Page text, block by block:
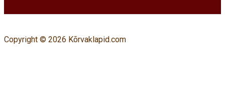
Copyright © 2026 Kõrvaklapid.com